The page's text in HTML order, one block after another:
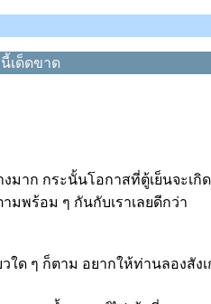
เด็ดขาด
มาก กระนั้นโอกาสที่ตู้เย็นจะ
มพร้อม ๆ กันกับเราเลยดีกว่า
วใด ๆ ก็ตาม อยากให้ท่านลอง